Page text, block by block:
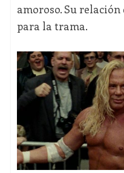
amoroso. Su
para la trama.